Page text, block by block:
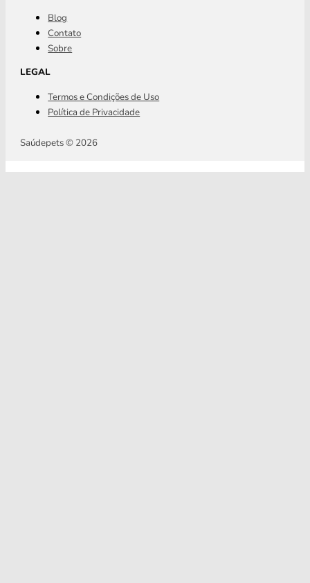
Blog
Contato
Sobre
LEGAL
Termos e Condições de Uso
Política de Privacidade
Saúdepets © 2026